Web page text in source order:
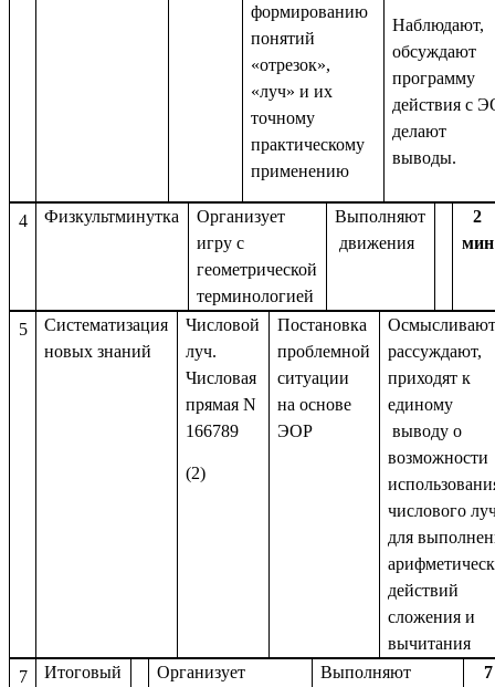
формированию
понятий
«отрезок»,
«луч» и их
точному
практическому
применению
Наблюдают,
обсуждают
программу
действия с
делают
выводы.
4 Физкультминутка
Организует
игру с
геометрической
терминологией
Выполняют
движения
2
мин
5
Систематизация
новых знаний
Числовой
луч.
Числовая
прямая N
166789
(2)
Постановка
проблемной
ситуации
на основе
ЭОР
рассуждают,
приходят к
единому
выводу о
возможности
числового
для
действий
сложения и
вычитания
7
Итоговый
Организует
Выполняют
7